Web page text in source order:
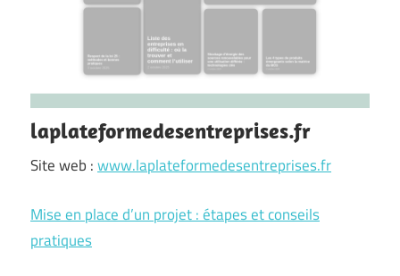
laplateformedesentreprises.fr
Site web :www.laplateformedesentreprises.fr
Mise en place d’un projet : étapes et conseils
pratiques